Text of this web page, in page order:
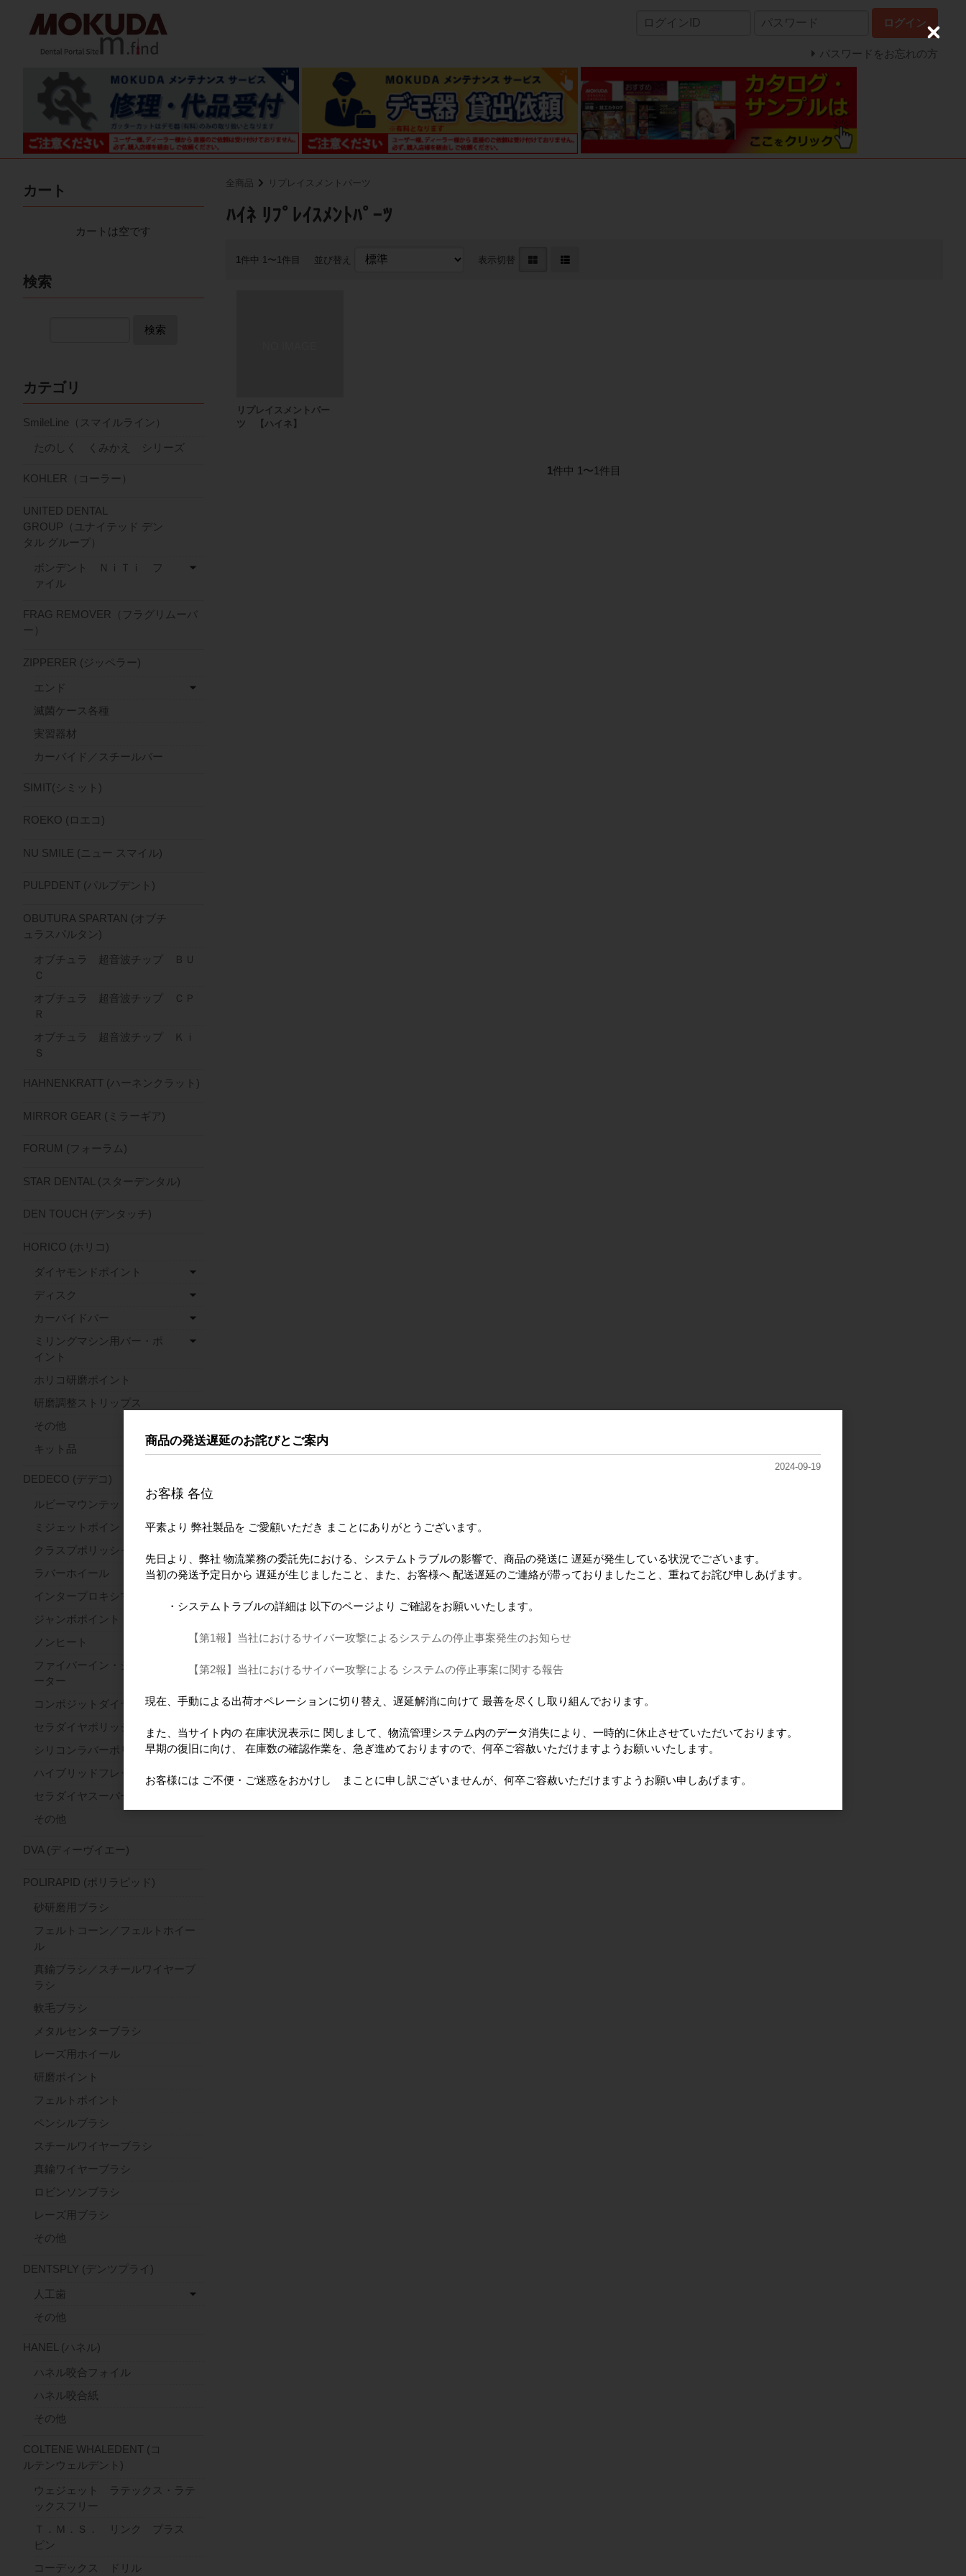
ログイン
パスワードをお忘れの方
全商品 リプレイスメントパーツ
ﾊｲﾈ ﾘﾌﾟﾚｲｽﾒﾝﾄﾊﾟｰﾂ
1件中 1〜1件目 並び替え 表示切替
リプレイスメントパー
ツ 【ハイネ】
1件中 1〜1件目
カート
カートは空です
検索
検索
カテゴリ
SmileLine（スマイルライン）
たのしく くみかえ シリーズ
KOHLER（コーラー）
UNITED DENTAL
GROUP（ユナイテッド デン
タル グループ）
ボンデント ＮｉＴｉ フ
ァイル
FRAG REMOVER（フラグリムーバ
ー）
ZIPPERER (ジッペラー)
エンド
滅菌ケース各種
実習器材
カーバイド／スチールバー
SIMIT(シミット)
ROEKO (ロエコ)
NU SMILE (ニュー スマイル)
PULPDENT (パルプデント)
OBUTURA SPARTAN (オブチ
ュラスパルタン)
オブチュラ 超音波チップ ＢＵ
Ｃ
オブチュラ 超音波チップ ＣＰ
Ｒ
オブチュラ 超音波チップ Ｋｉ
Ｓ
HAHNENKRATT (ハーネンクラット)
MIRROR GEAR (ミラーギア)
FORUM (フォーラム)
STAR DENTAL (スターデンタル)
DEN TOUCH (デンタッチ)
HORICO (ホリコ)
ダイヤモンドポイント
ディスク
カーバイドバー
ミリングマシン用バー・ポ
イント
ホリコ研磨ポイント
研磨調整ストリップス
その他
キット品
DEDECO (デデコ)
ルビーマウンテッドポイント
ミジェットポイント
クラスプポリッシャー
ラバーホイール
インタープロキシマルホイール
ジャンボポイント
ノンヒート
ファイバーイン・ジルコンセパレ
ーター
コンポジットダイヤ
セラダイヤポリッシャー
シリコンラバーポリッシャー
ハイブリッドフレックス
セラダイヤスーパーファースト
その他
DVA (ディーヴイエー)
POLIRAPID (ポリラピッド)
砂研磨用ブラシ
フェルトコーン／フェルトホイー
ル
真鍮ブラシ／スチールワイヤーブ
ラシ
軟毛ブラシ
メタルセンターブラシ
レーズ用ホイール
研磨ポイント
フェルトポイント
ペンシルブラシ
スチールワイヤーブラシ
真鍮ワイヤーブラシ
ロビンソンブラシ
レーズ用ブラシ
その他
DENTSPLY (デンツプライ)
人工歯
その他
HANEL (ハネル)
ハネル咬合フォイル
ハネル咬合紙
その他
COLTENE WHALEDENT (コ
ルテンウェルデント)
ウェジェット ラテックス・ラテ
ックスフリー
Ｔ．Ｍ．Ｓ． リンク プラス
ピン
コーデックス ドリル
商品の発送遅延のお詫びとご案内
2024-09-19
お客様 各位
平素より 弊社製品を ご愛顧いただき まことにありがとうございます。
先日より、弊社 物流業務の委託先における、システムトラブルの影響で、商品の発送に 遅延が発生している状況でございます。
当初の発送予定日から 遅延が生じましたこと、また、お客様へ 配送遅延のご連絡が滞っておりましたこと、重ねてお詫び申しあげます。
・システムトラブルの詳細は 以下のページより ご確認をお願いいたします。
【第1報】当社におけるサイバー攻撃によるシステムの停止事案発生のお知らせ
【第2報】当社におけるサイバー攻撃による システムの停止事案に関する報告
現在、手動による出荷オペレーションに切り替え、遅延解消に向けて 最善を尽くし取り組んでおります。
また、当サイト内の 在庫状況表示に 関しまして、物流管理システム内のデータ消失により、一時的に休止させていただいております。
早期の復旧に向け、 在庫数の確認作業を、急ぎ進めておりますので、何卒ご容赦いただけますようお願いいたします。
お客様には ご不便・ご迷惑をおかけし まことに申し訳ございませんが、何卒ご容赦いただけますようお願い申しあげます。
C
l